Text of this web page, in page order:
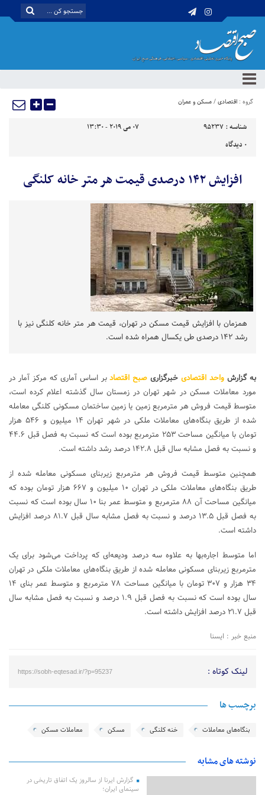
گروه : اقتصادی/مسکن و عمران
شناسه : 95237
07 می 2019 - 13:30
0 دیدگاه
افزایش ۱۴۲ درصدی قیمت هر متر خانه کلنگی
همزمان با افزایش قیمت مسکن در تهران، قیمت هر متر خانه کلنگی نیز با
رشد ۱۴۲ درصدی طی یکسال همراه شده است.
به گزارش واحد اقتصادی خبرگزاری صبح اقتصاد بر اساس آماری که مرکز آمار در
مورد معاملات مسکن در شهر تهران در زمستان سال گذشته اعلام کرده است،
متوسط قیمت فروش هر مترمربع زمین یا زمین ساختمان مسکونی کلنگی معامله
شده از طریق بنگاه‌های معاملات ملکی در شهر تهران ۱۴ میلیون و ۵۴۶ هزار
تومان با میانگین مساحت ۲۵۳ مترمربع بوده است که نسبت به فصل قبل ۴۴.۶
و نسبت به فصل مشابه سال قبل ۱۴۲.۸ درصد رشد داشته است.
همچنین متوسط قیمت فروش هر مترمربع زیربنای مسکونی معامله شده از
طریق بنگاه‌های معاملات ملکی در تهران ۱۰ میلیون و ۶۶۷ هزار تومان بوده که
میانگین مساحت آن ۸۸ مترمربع و متوسط عمر بنا ۱۰ سال بوده است که نسبت
به فصل قبل ۱۳.۵ درصد و نسبت به فصل مشابه سال قبل ۸۱.۷ درصد افزایش
داشته است.
اما متوسط اجاره‌بها به علاوه سه درصد ودیعه‌ای که پرداخت می‌شود برای یک
مترمربع زیربنای مسکونی معامله شده از طریق بنگاه‌های معاملات ملکی در تهران
۳۴ هزار و ۳۰۷ تومان با میانگین مساحت ۷۸ مترمربع و متوسط عمر بنای ۱۴
سال بوده است که نسبت به فصل قبل ۱.۹ درصد و نسبت به فصل مشابه سال
قبل ۲۱.۷ درصد افزایش داشته است.
منبع خبر : ایسنا
لینک کوتاه : https://sobh-eqtesad.ir/?p=95237
برچسب ها
بنگاه‌های معاملات خنه کلنگی مسکن معاملات مسکن
نوشته های مشابه
گزارش ایرنا از سالروز یک اتفاق تاریخی در
سینمای ایران؛